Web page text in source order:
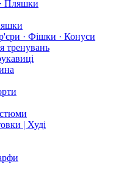
Пляшки
· Фішки · Конуси
тренувань
| Худі